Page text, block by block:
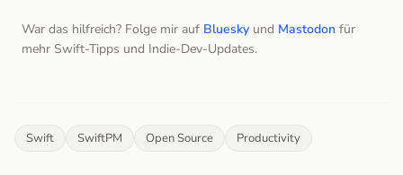
War das hilfreich? Folge mir auf Bluesky und Mastodon für
mehr Swift-Tipps und Indie-Dev-Updates.
Swift SwiftPM Open Source Productivity